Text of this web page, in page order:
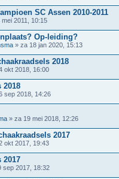
SC Assen 2010-2011
2011, 10:15
Op-leiding?
» za 18 jan 2020, 15:13
2018
okt 2018, 16:00
2018
sep 2018, 14:26
» za 19 mei 2018, 12:26
2017
okt 2017, 19:43
2017
sep 2017, 18:32